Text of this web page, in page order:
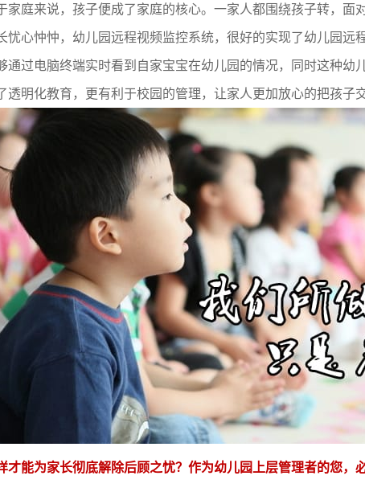
家庭来说，孩子便成了家庭的核心。一家人都围绕孩子转，面
忧心忡忡，幼儿园远程视频监控系统，很好的实现了幼儿园远
通过电脑终端实时看到自家宝宝在幼儿园的情况，同时这种幼
透明化教育，更有利于校园的管理，让家人更加放心的把孩子
才能为家长彻底解除后顾之忧？作为幼儿园上层管理者的您，